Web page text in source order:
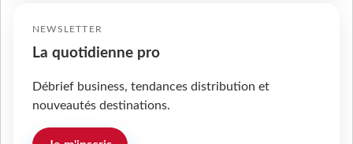
NEWSLETTER
La quotidienne pro
Débrief business, tendances distribution et
nouveautés destinations.